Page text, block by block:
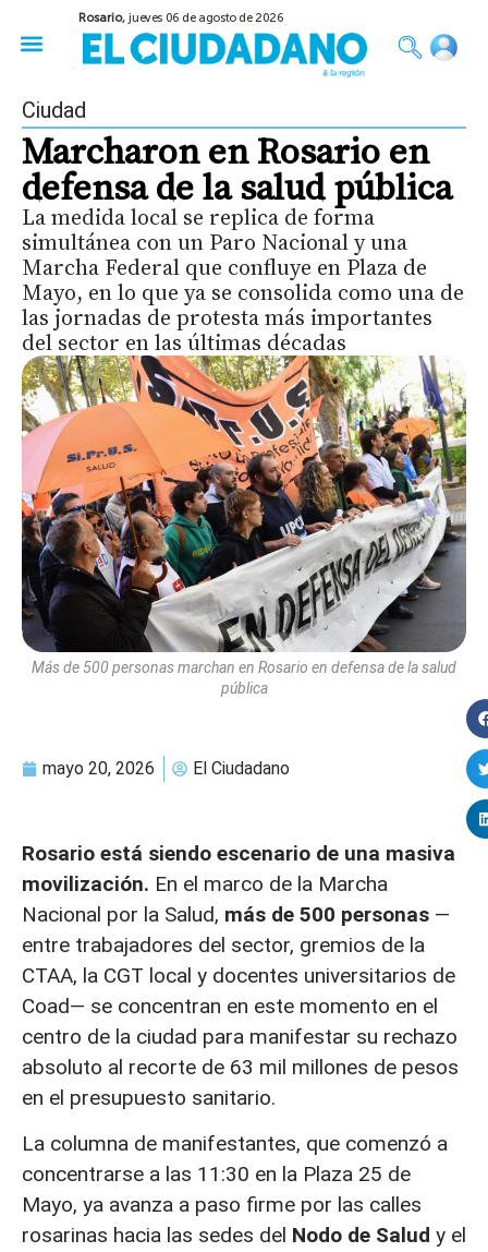
Rosario,jueves 06 de agosto de 2026
Ciudad
Marcharon en Rosario en
defensa de la salud pública
La medida local se replica de forma
simultánea con un Paro Nacional y una
Marcha Federal que confluye en Plaza de
Mayo, en lo que ya se consolida como una de
las jornadas de protesta más importantes
del sector en las últimas décadas
Más de 500 personas marchan en Rosario en defensa de la salud
pública
mayo 20, 2026 El Ciudadano
Rosario está siendo escenario de una masiva
movilización. En el marco de la Marcha
Nacional por la Salud, más de 500 personas —
entre trabajadores del sector, gremios de la
CTAA, la CGT local y docentes universitarios de
Coad— se concentran en este momento en el
centro de la ciudad para manifestar su rechazo
absoluto al recorte de 63 mil millones de pesos
en el presupuesto sanitario.
La columna de manifestantes, que comenzó a
concentrarse a las 11:30 en la Plaza 25 de
Mayo, ya avanza a paso firme por las calles
rosarinas hacia las sedes del Nodo de Salud y el